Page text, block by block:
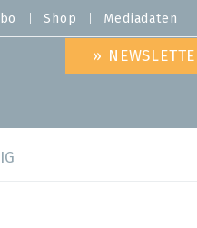
Shop Mediadaten
»